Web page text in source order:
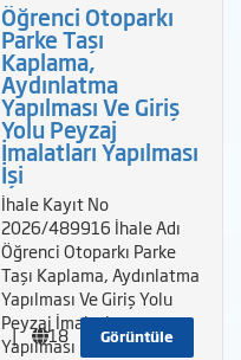
Öğrenci Otoparkı
Parke Taşı
Kaplama,
Aydınlatma
Yapılması Ve Giriş
Yolu Peyzaj
İmalatları Yapılması
İşi
İhale Kayıt No
2026/489916 İhale Adı
Öğrenci Otoparkı Parke
Taşı Kaplama, Aydınlatma
Yapılması Ve Giriş Yolu
Peyzaj İmalatları
Yapılması İşi
Görüntüle
| 18